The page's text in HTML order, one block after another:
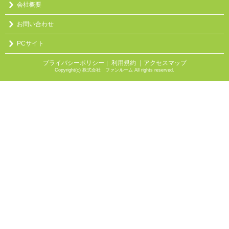
会社概要
お問い合わせ
PCサイト
プライバシーポリシー ｜ 利用規約 ｜アクセスマップ
Copyright(c) 株式会社 ファンルーム All rights reserved.